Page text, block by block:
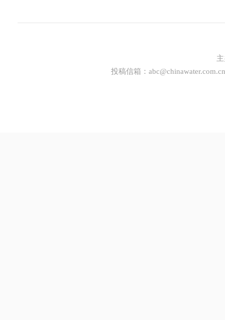
投稿信箱： abc@chinawater.com.cn